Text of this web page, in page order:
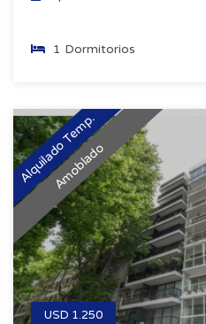
1 Dormitorios
Alquilado Temp.
Amoblado
USD 1.250